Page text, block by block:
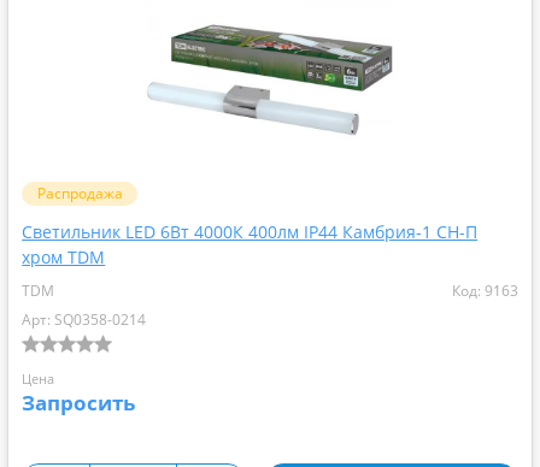
Распродажа
Светильник LED 6Вт 4000К 400лм IP44 Камбрия-1 CH-П
хром TDM
TDM
Код: 9163
Арт: SQ0358-0214
Цена
Запросить